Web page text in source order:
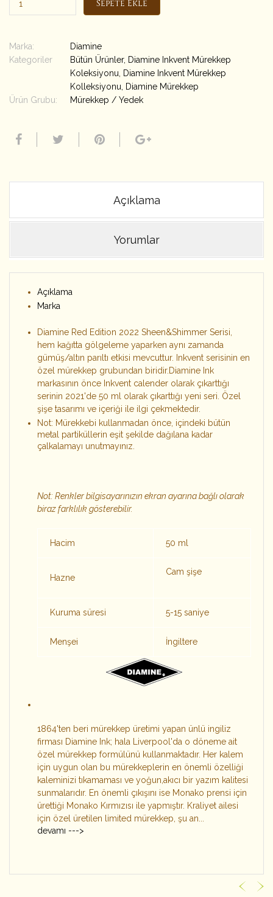
Sepete Ekle
Marka:
Diamine
Kategoriler
Bütün Ürünler, Diamine Inkvent Mürekkep
Koleksiyonu
Diamine Inkvent Mürekkep
Kolleksiyonu
Diamine Mürekkep
Ürün Grubu:
Mürekkep / Yedek
Açıklama
Yorumlar
Açıklama
Marka
Diamine Red Edition 2022 Sheen&Shimmer Serisi,
hem kağıtta gölgeleme yaparken aynı zamanda
gümüş/altın parıltı etkisi mevcuttur. Inkvent serisinin en
özel mürekkep grubundan biridir.Diamine Ink
markasının önce Inkvent calender olarak çıkarttığı
serinin 2021'de 50 ml olarak çıkarttığı yeni seri. Özel
şişe tasarımı ve içeriği ile ilgi çekmektedir.
Not: Mürekkebi kullanmadan önce, içindeki bütün
metal partiküllerin eşit şekilde dağılana kadar
çalkalamayı unutmayınız.
Not: Renkler bilgisayarınızın ekran ayarına bağlı olarak
biraz farklılık gösterebilir.
Hacim 50 ml
Hazne
Cam şişe
Kuruma süresi 5-15 saniye
Menşei İngiltere
1864'ten beri mürekkep üretimi yapan ünlü ingiliz
firması Diamine Ink; hala Liverpool'da o döneme ait
özel mürekkep formülünü kullanmaktadır. Her kalem
için uygun olan bu mürekkeplerin en önemli özelliği
kaleminizi tıkamaması ve yoğun,akıcı bir yazım kalitesi
sunmalarıdır. En önemli çıkışını ise Monako prensi için
ürettiği Monako Kırmızısı ile yapmıştır. Kraliyet ailesi
için özel üretilen limited mürekkep, şu an...
devamı --->